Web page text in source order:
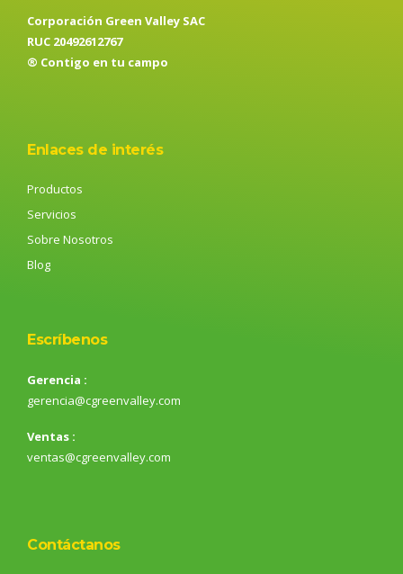
Corporación Green Valley SAC
RUC 20492612767
® Contigo en tu campo
Enlaces de interés
Productos
Servicios
Sobre Nosotros
Blog
Escríbenos
Gerencia :
gerencia@cgreenvalley.com
Ventas :
ventas@cgreenvalley.com
Contáctanos